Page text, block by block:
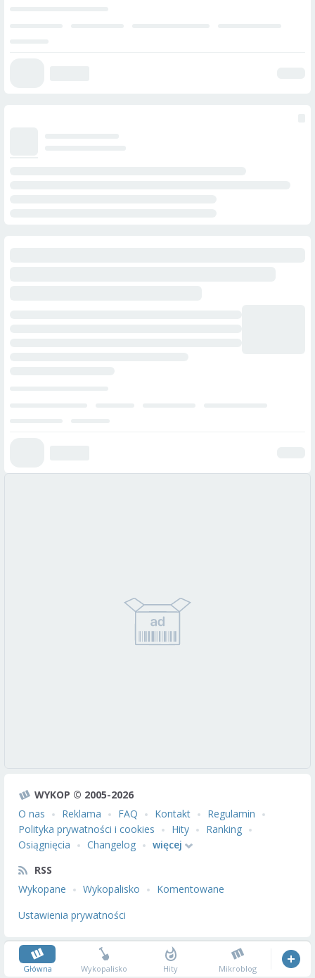
WYKOP © 2005-2026
O nas
Reklama FAQ Kontakt
Regulamin
Polityka prywatności i cookies
Hity
Ranking
Osiągnięcia
Changelog
więcej
RSS
Wykopane
Wykopalisko
Komentowane
Ustawienia prywatności
Główna Wykopalisko Hity Mikroblog